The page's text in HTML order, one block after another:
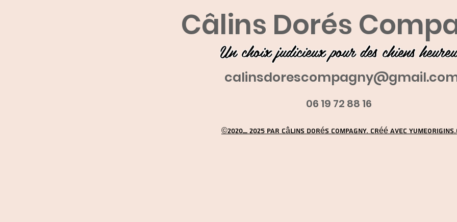
Câlins Dorés
Un choix judicieux pour des chiens
06 19 72 88 16
©2020_ 2025 par Câlins Dorés Compagny. Créé avec